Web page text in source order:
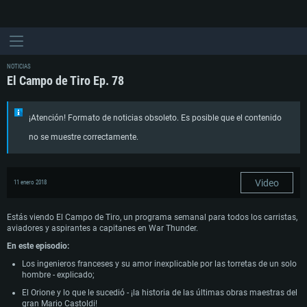
NOTICIAS
El Campo de Tiro Ep. 78
¡Atención! Formato de noticias obsoleto. Es posible que el contenido
no se muestre correctamente.
11 enero 2018 Video
Estás viendo El Campo de Tiro, un programa semanal para todos los carristas,
aviadores y aspirantes a capitanes en War Thunder.
En este episodio:
Los ingenieros franceses y su amor inexplicable por las torretas de un solo
hombre - explicado;
El Orione y lo que le sucedió - ¡la historia de las últimas obras maestras del
gran Mario Castoldi!